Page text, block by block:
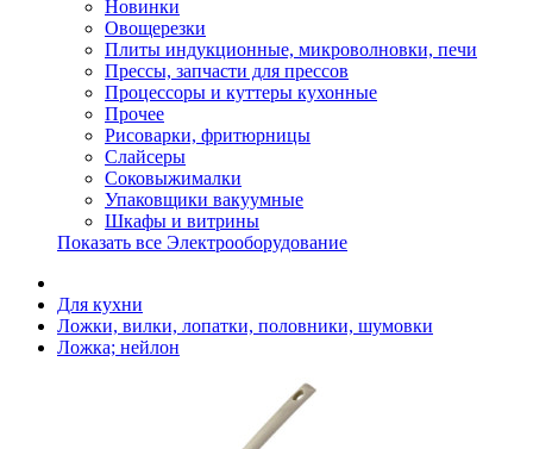
Новинки
Овощерезки
Плиты индукционные, микроволновки, печи
Прессы, запчасти для прессов
Процессоры и куттеры кухонные
Прочее
Рисоварки, фритюрницы
Слайсеры
Соковыжималки
Упаковщики вакуумные
Шкафы и витрины
Показать все Электрооборудование
Для кухни
Ложки, вилки, лопатки, половники, шумовки
Ложка; нейлон